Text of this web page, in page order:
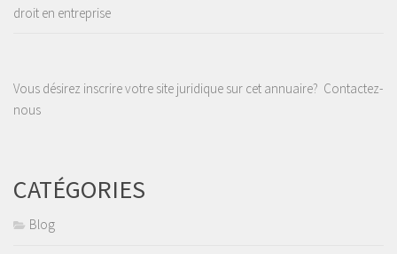
droit en entreprise
Vous désirez inscrire votre site juridique sur cet annuaire? Contactez-
nous
CATÉGORIES
Blog